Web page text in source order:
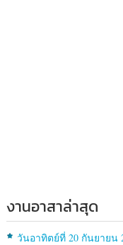
งานอาสาล่าสุด
วันอาทิตย์ที่ 20 กันยายน